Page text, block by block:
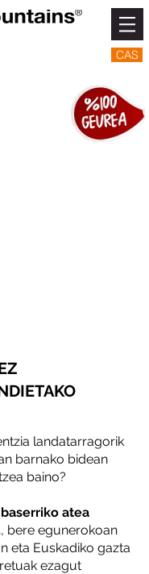
CAS
landatarragorik
barnako bidean
baino?
atea
, bere egunerokoan
eta Euskadiko gazta
ezagut